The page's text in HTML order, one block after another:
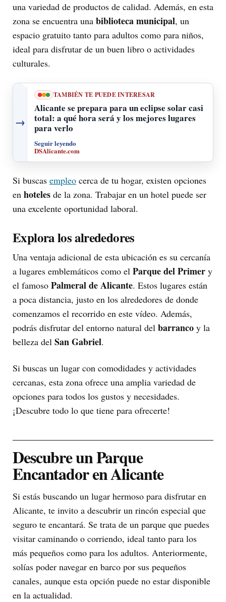
una variedad de productos de calidad. Además, en esta
zona se encuentra una biblioteca municipal, un
espacio gratuito tanto para adultos como para niños,
ideal para disfrutar de un buen libro o actividades
culturales.
→
TAMBIÉN TE PUEDE INTERESAR
Alicante se prepara para un eclipse solar casi
total: a qué hora será y los mejores lugares
para verlo
Seguir leyendo
DSAlicante.com
Si buscas empleo cerca de tu hogar, existen opciones
en hoteles de la zona. Trabajar en un hotel puede ser
una excelente oportunidad laboral.
Explora los alrededores
Una ventaja adicional de esta ubicación es su cercanía
a lugares emblemáticos como el Parque del Primer y
el famoso Palmeral de Alicante. Estos lugares están
a poca distancia, justo en los alrededores de donde
comenzamos el recorrido en este vídeo. Además,
podrás disfrutar del entorno natural del barranco y la
belleza del San Gabriel.
Si buscas un lugar con comodidades y actividades
cercanas, esta zona ofrece una amplia variedad de
opciones para todos los gustos y necesidades.
¡Descubre todo lo que tiene para ofrecerte!
Descubre un Parque
Encantador en Alicante
Si estás buscando un lugar hermoso para disfrutar en
Alicante, te invito a descubrir un rincón especial que
seguro te encantará. Se trata de un parque que puedes
visitar caminando o corriendo, ideal tanto para los
más pequeños como para los adultos. Anteriormente,
solías poder navegar en barco por sus pequeños
canales, aunque esta opción puede no estar disponible
en la actualidad.